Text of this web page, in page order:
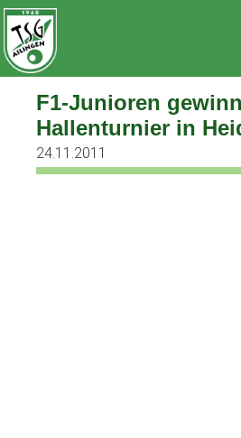
Zum
Inhalt
springen
F1-Junioren
Hallenturnier in
24.11.2011